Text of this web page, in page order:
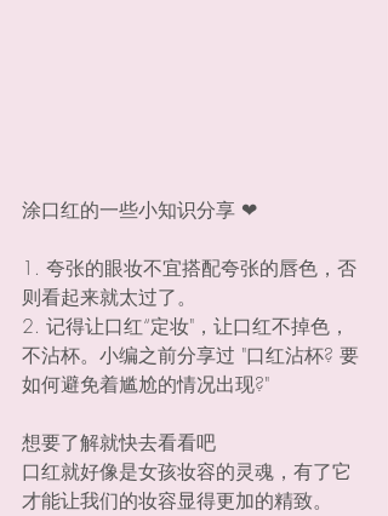
涂口红的一些小知识分享 ❤
1. 夸张的眼妆不宜搭配夸张的唇色，否
则看起来就太过了。
2. 记得让口红“定妆"，让口红不掉色，
不沾杯。小编之前分享过 "口红沾杯? 要
如何避免着尴尬的情况出现?"
想要了解就快去看看吧
口红就好像是女孩妆容的灵魂，有了它
才能让我们的妆容显得更加的精致。